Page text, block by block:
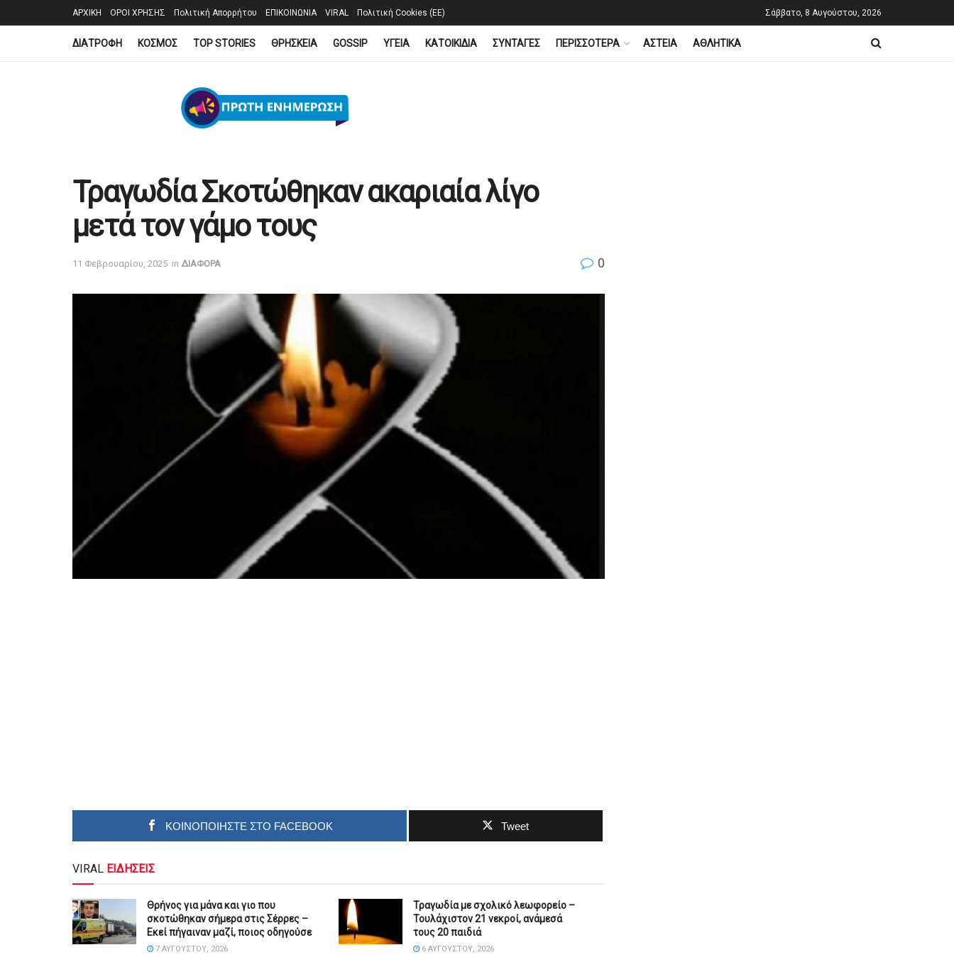
ΑΡΧΙΚΗ ΟΡΟΙ ΧΡΗΣΗΣ Πολιτική Απορρήτου ΕΠΙΚΟΙΝΩΝΙΑ VIRAL Πολιτική Cookies (ΕΕ) Σάββατο, 8 Αυγούστου, 2026
ΔΙΑΤΡΟΦΗ ΚΟΣΜΟΣ TOP STORIES ΘΡΗΣΚΕΙΑ GOSSIP YΓΕΙΑ ΚΑΤΟΙΚΙΔΙΑ ΣΥΝΤΑΓΕΣ ΠΕΡΙΣΣΟΤΕΡΑ ΑΣΤΕΙΑ ΑΘΛΗΤΙΚΑ
Τραγωδία Σκοτώθηκαν ακαριαία λίγο
μετά τον γάμο τους
11 Φεβρουαρίου, 2025 in ΔΙΑΦΟΡΑ 0
ΚΟΙΝΟΠΟΙΗΣΤΕ ΣΤΟ FACEBOOK Tweet
VIRAL ΕΙΔΗΣΕΙΣ
Θρήνος για μάνα και γιο που
σκοτώθηκαν σήμερα στις Σέρρες –
Εκεί πήγαιναν μαζί, ποιος οδηγούσε
7 ΑΥΓΟΎΣΤΟΥ, 2026
Τραγωδία με σχολικό λεωφορείο –
Τουλάχιστον 21 νεκροί, ανάμεσά
τους 20 παιδιά
6 ΑΥΓΟΎΣΤΟΥ, 2026